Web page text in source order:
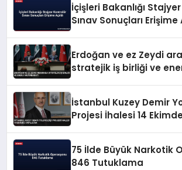
İçişleri Bakanlığı
Sınav Sonuçları Erişime
Erdoğan ve ez Zeydi
stratejik iş birliği ve
İstanbul Kuzey Demir
Projesi İhalesi 14
75 İlde Büyük Narkotik
846 Tutuklama